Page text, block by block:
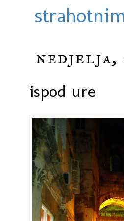
nedjelja,
ispod ure